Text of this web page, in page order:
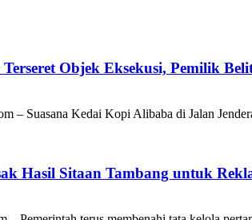
Objek Eksekusi, Pemilik
– Suasana Kedai Kopi Alibaba di Jalan
Hasil Sitaan Tambang untuk